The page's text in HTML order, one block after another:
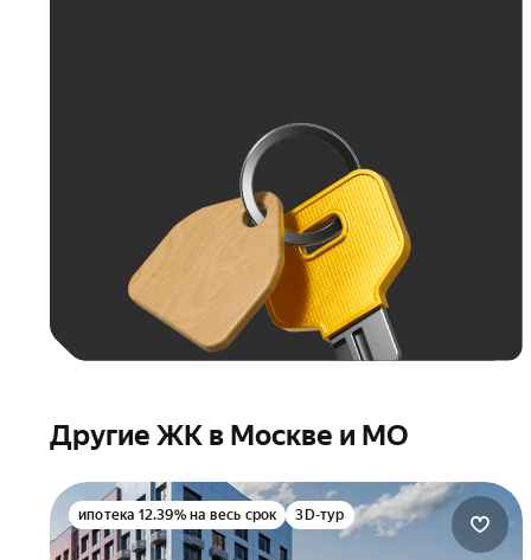
Другие ЖК в Москве и МО
ипотека 12.39% на весь срок 3D-тур